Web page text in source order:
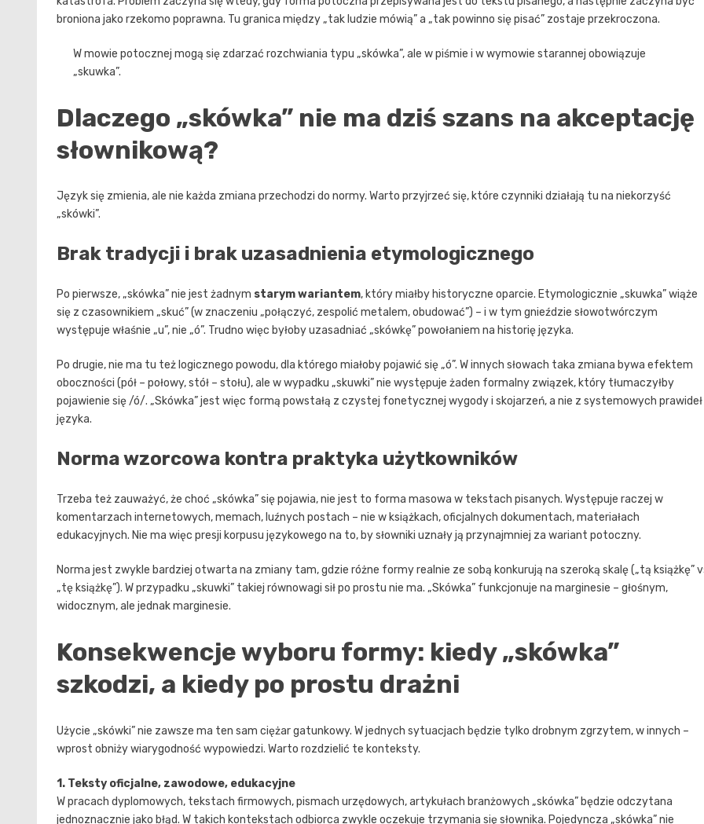
broniona jako rzekomo poprawna. Tu granica między „tak ludzie mówią” a „tak powinno się pisać” zostaje przekroczona.
W mowie potocznej mogą się zdarzać rozchwiania typu „skówka”, ale w piśmie i w wymowie starannej obowiązuje
„skuwka”.
Dlaczego „skówka” nie ma dziś szans na akceptację
słownikową?
Język się zmienia, ale nie każda zmiana przechodzi do normy. Warto przyjrzeć się, które czynniki działają tu na niekorzyść
„skówki”.
Brak tradycji i brak uzasadnienia etymologicznego
Po pierwsze, „skówka” nie jest żadnym starym wariantem, który miałby historyczne oparcie. Etymologicznie „skuwka” wiąże
się z czasownikiem „skuć” (w znaczeniu „połączyć, zespolić metalem, obudować”) – i w tym gnieździe słowotwórczym
występuje właśnie „u”, nie „ó”. Trudno więc byłoby uzasadniać „skówkę” powołaniem na historię języka.
Po drugie, nie ma tu też logicznego powodu, dla którego miałoby pojawić się „ó”. W innych słowach taka zmiana bywa efektem
oboczności (pół – połowy, stół – stołu), ale w wypadku „skuwki” nie występuje żaden formalny związek, który tłumaczyłby
pojawienie się /ó/. „Skówka” jest więc formą powstałą z czystej fonetycznej wygody i skojarzeń, a nie z systemowych prawideł
języka.
Norma wzorcowa kontra praktyka użytkowników
Trzeba też zauważyć, że choć „skówka” się pojawia, nie jest to forma masowa w tekstach pisanych. Występuje raczej w
komentarzach internetowych, memach, luźnych postach – nie w książkach, oficjalnych dokumentach, materiałach
edukacyjnych. Nie ma więc presji korpusu językowego na to, by słowniki uznały ją przynajmniej za wariant potoczny.
Norma jest zwykle bardziej otwarta na zmiany tam, gdzie różne formy realnie ze sobą konkurują na szeroką skalę („tą książkę”
„tę książkę”). W przypadku „skuwki” takiej równowagi sił po prostu nie ma. „Skówka” funkcjonuje na marginesie – głośnym,
widocznym, ale jednak marginesie.
Konsekwencje wyboru formy: kiedy „skówka”
szkodzi, a kiedy po prostu drażni
Użycie „skówki” nie zawsze ma ten sam ciężar gatunkowy. W jednych sytuacjach będzie tylko drobnym zgrzytem, w innych –
wprost obniży wiarygodność wypowiedzi. Warto rozdzielić te konteksty.
1. Teksty oficjalne, zawodowe, edukacyjne
W pracach dyplomowych, tekstach firmowych, pismach urzędowych, artykułach branżowych „skówka” będzie odczytana
jednoznacznie jako błąd. W takich kontekstach odbiorca zwykle oczekuje trzymania się słownika. Pojedyncza „skówka” nie